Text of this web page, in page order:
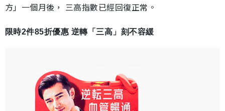
方」一個月後， 三高指數已經回復正常。
限時2件85折優惠 逆轉「三高」刻不容緩